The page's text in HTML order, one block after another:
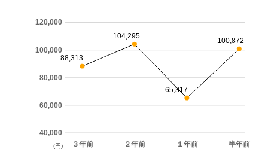
３年前 ２年前 １年前 半年前
40,000
60,000
80,000
100,000
120,000
88,313
104,295
65,317
100,872
(円)